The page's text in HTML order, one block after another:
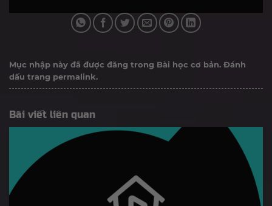
Mục nhập này đã được đăng trong Bài học cơ bản. Đánh
dấu trang permalink.
Bài viết liên quan